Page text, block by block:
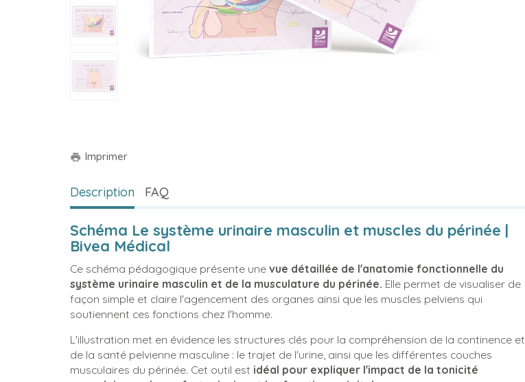
print Imprimer
Description FAQ
Schéma Le système urinaire masculin et muscles du périnée |
Bivea Médical
Ce schéma pédagogique présente une vue détaillée de l'anatomie fonctionnelle du
système urinaire masculin et de la musculature du périnée. Elle permet de visualiser de
façon simple et claire l'agencement des organes ainsi que les muscles pelviens qui
soutiennent ces fonctions chez l'homme.
L'illustration met en évidence les structures clés pour la compréhension de la continence et
de la santé pelvienne masculine : le trajet de l'urine, ainsi que les différentes couches
musculaires du périnée. Cet outil est idéal pour expliquer l'impact de la tonicité